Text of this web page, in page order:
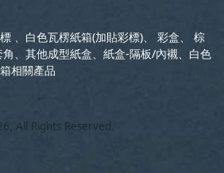
、白色瓦楞紙箱(加貼彩標)、 彩盒、 棕
、其他成型紙盒、紙盒-隔板/內襯、白色
相關產品
, All Rights Reserved.